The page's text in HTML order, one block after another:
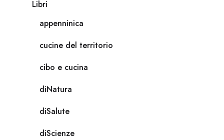
Libri
appenninica
cucine del territorio
cibo e cucina
diNatura
diSalute
diScienze